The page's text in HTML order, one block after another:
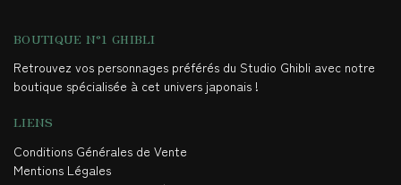
BOUTIQUE N°1 GHIBLI
Retrouvez vos personnages préférés du Studio Ghibli avec notre
boutique spécialisée à cet univers japonais !
LIENS
Conditions Générales de Vente
Mentions Légales